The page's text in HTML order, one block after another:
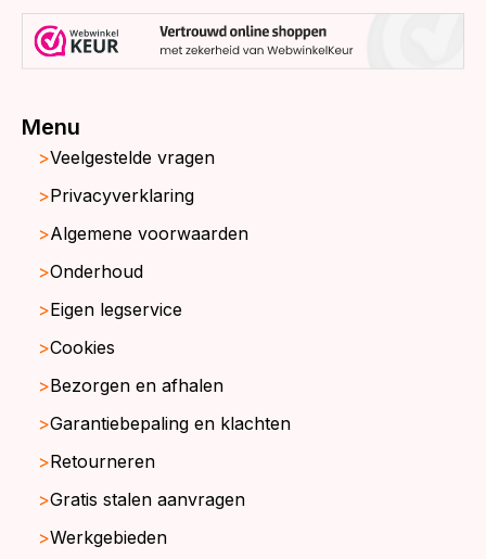
Menu
Veelgestelde vragen
Privacyverklaring
Algemene voorwaarden
Onderhoud
Eigen legservice
Cookies
Bezorgen en afhalen
Garantiebepaling en klachten
Retourneren
Gratis stalen aanvragen
Werkgebieden